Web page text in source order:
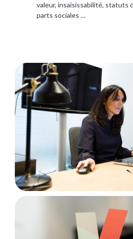
valeur, insaisissabilité, statuts
parts sociales …